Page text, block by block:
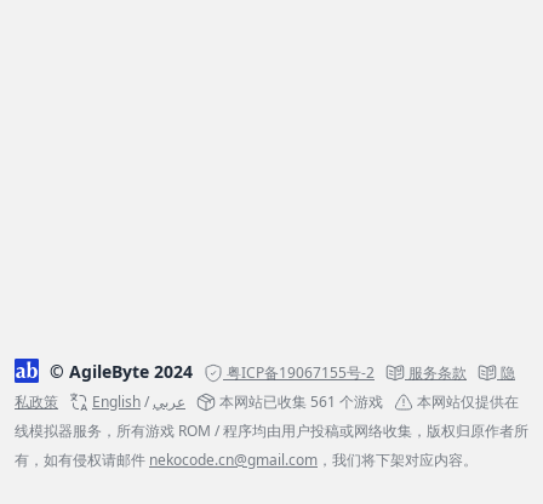
© AgileByte 2024 粤ICP备19067155号-2 服务条款
隐
私政策
English/عربي 本网站已收集 561 个游戏
本网站仅提供在
线模拟器服务，所有游戏 ROM / 程序均由用户投稿或网络收集，版权归原作者所
有，如有侵权请邮件 nekocode.cn@gmail.com ，我们将下架对应内容。